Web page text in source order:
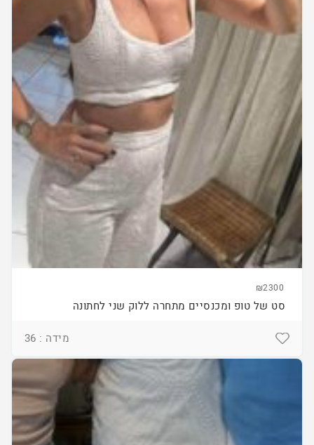
₪2300
סט של טופ ומכנסיים מתחרה ללוק שני לחתונה
מידה : 36